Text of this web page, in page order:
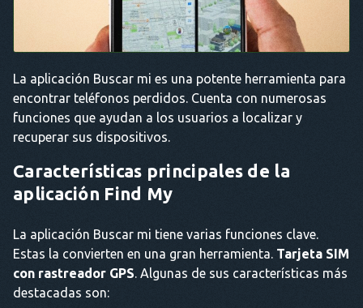
La aplicación Buscar mi es una potente herramienta para
encontrar teléfonos perdidos. Cuenta con numerosas
funciones que ayudan a los usuarios a localizar y
recuperar sus dispositivos.
Características principales de la
aplicación Find My
La aplicación Buscar mi tiene varias funciones clave.
Estas la convierten en una gran herramienta. Tarjeta SIM
con rastreador GPS. Algunas de sus características más
destacadas son: